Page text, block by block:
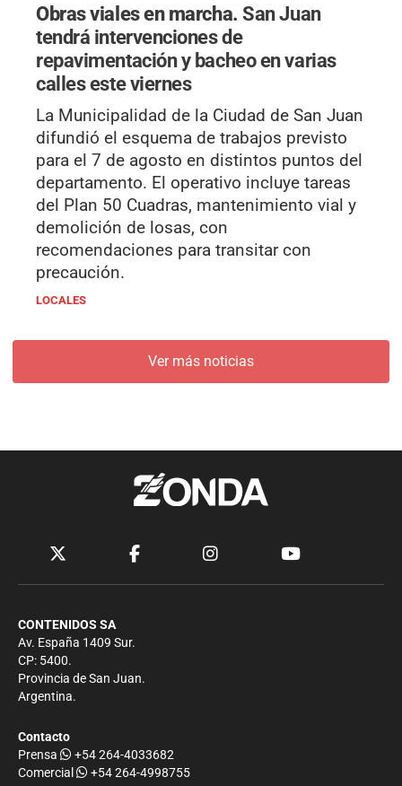
Obras viales en marcha.San Juan
tendrá intervenciones de
repavimentación y bacheo en varias
calles este viernes
La Municipalidad de la Ciudad de San Juan
difundió el esquema de trabajos previsto
para el 7 de agosto en distintos puntos del
departamento. El operativo incluye tareas
del Plan 50 Cuadras, mantenimiento vial y
demolición de losas, con
recomendaciones para transitar con
precaución.
LOCALES
Ver más noticias
CONTENIDOS SA
Av. España 1409 Sur.
CP: 5400.
Provincia de San Juan.
Argentina.
Contacto
Prensa
+54 264-4033682
Comercial
+54 264-4998755